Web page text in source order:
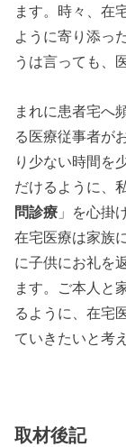
ます。時々、在
ように寄り添っ
うは言っても、
まれに患者宅へ
る医療従事者が
り少ない時間を
だけるように、
問診療 」を心掛
在宅医療は家族
に子供にお礼を
ます。ご本人と
るように、在宅
ていきたいと考
取材後記